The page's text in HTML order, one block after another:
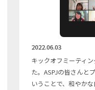
2022.06.03
キックオフミーティ
た。ASPJの皆さんと
いうことで、和やか